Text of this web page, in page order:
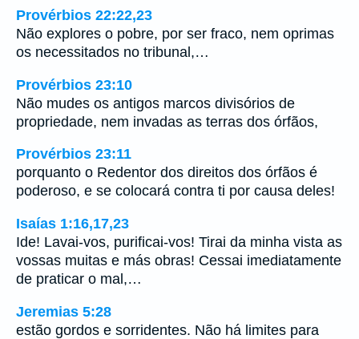
Provérbios 22:22,23
Não explores o pobre, por ser fraco, nem oprimas
os necessitados no tribunal,…
Provérbios 23:10
Não mudes os antigos marcos divisórios de
propriedade, nem invadas as terras dos órfãos,
Provérbios 23:11
porquanto o Redentor dos direitos dos órfãos é
poderoso, e se colocará contra ti por causa deles!
Isaías 1:16,17,23
Ide! Lavai-vos, purificai-vos! Tirai da minha vista as
vossas muitas e más obras! Cessai imediatamente
de praticar o mal,…
Jeremias 5:28
estão gordos e sorridentes. Não há limites para